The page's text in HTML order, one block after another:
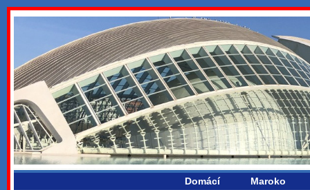
bydlikemevropou.com
Domácí Maroko